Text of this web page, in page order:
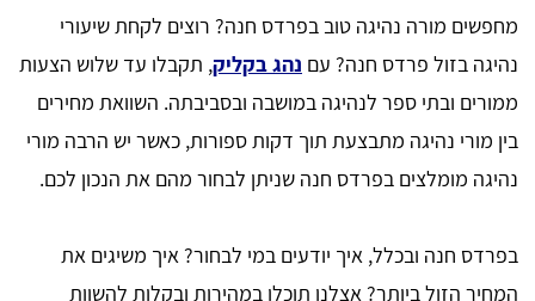
מחפשים מורה נהיגה טוב בפרדס חנה? רוצים לקחת שיעורי
נהיגה בזול פרדס חנה? עם נהג בקליק, תקבלו עד שלוש הצעות
ממורים ובתי ספר לנהיגה במושבה ובסביבתה. השוואת מחירים
בין מורי נהיגה מתבצעת תוך דקות ספורות, כאשר יש הרבה מורי
נהיגה מומלצים בפרדס חנה שניתן לבחור מהם את הנכון לכם.
בפרדס חנה ובכלל, איך יודעים במי לבחור? איך משיגים את
המחיר הזול ביותר? אצלנו תוכלו במהירות ובקלות להשוות